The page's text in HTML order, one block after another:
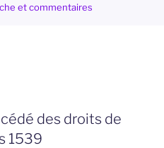
et commentaires
des droits de
1539